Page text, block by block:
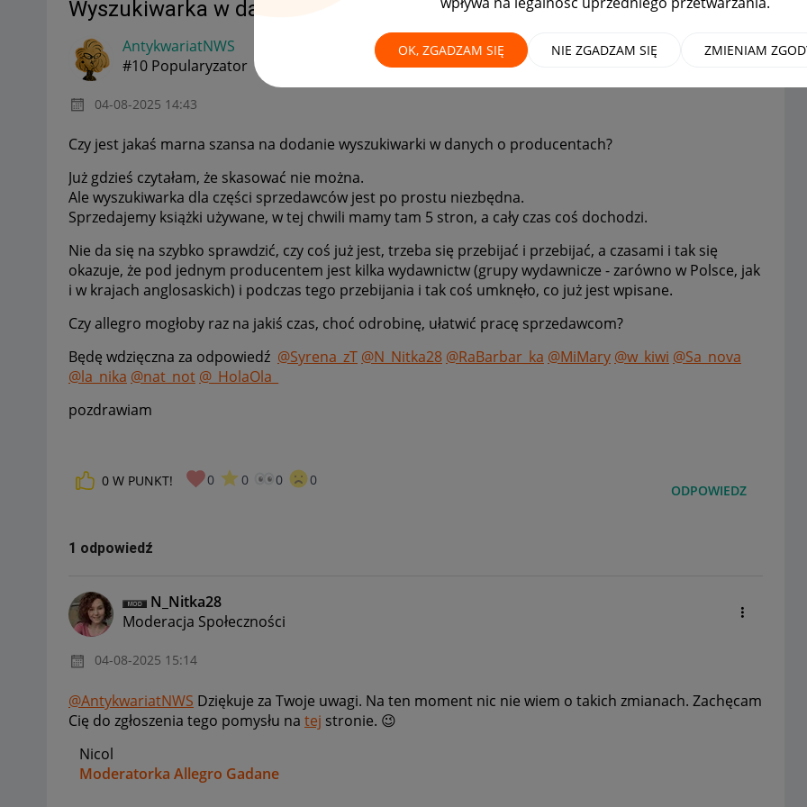
OK, ZGADZAM SIĘ NIE ZGADZAM SIĘ ZMIENIAM
Wyszukiwarka w danych o producentach
AntykwariatNWS
#10 Popularyzator
‎04-08-2025 14:43
Czy jest jakaś marna szansa na dodanie wyszukiwarki w danych o producentach?
Już gdzieś czytałam, że skasować nie można.
Ale wyszukiwarka dla części sprzedawców jest po prostu niezbędna.
Sprzedajemy książki używane, w tej chwili mamy tam 5 stron, a cały czas coś dochodzi.
Nie da się na szybko sprawdzić, czy coś już jest, trzeba się przebijać i przebijać, a czasami i tak się
okazuje, że pod jednym producentem jest kilka wydawnictw (grupy wydawnicze - zarówno w Polsce, jak
i w krajach anglosaskich) i podczas tego przebijania i tak coś umknęło, co już jest wpisane.
Czy allegro mogłoby raz na jakiś czas, choć odrobinę, ułatwić pracę sprzedawcom?
Będę wdzięczna za odpowiedź @Syrena_zT @N_Nitka28 @RaBarbar_ka @MiMary @w_kiwi @Sa_nova
@la_nika @nat_not @_HolaOla_
pozdrawiam
0 W PUNKT! 0 0 0 0
ODPOWIEDZ
1 odpowiedź
N_Nitka28
Moderacja Społeczności
‎04-08-2025 15:14
@AntykwariatNWS Dziękuje za Twoje uwagi. Na ten moment nic nie wiem o takich zmianach. Zachęcam
Cię do zgłoszenia tego pomysłu na tej stronie. 😉
Nicol
Moderatorka Allegro Gadane